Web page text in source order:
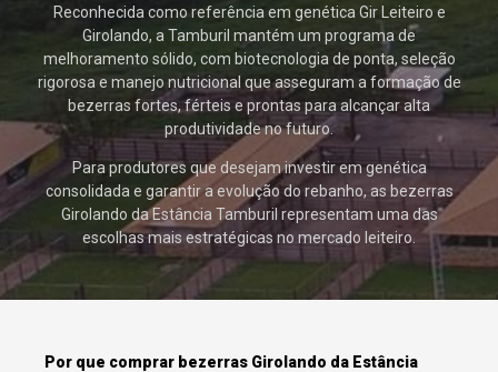
Reconhecida como referência em genética Gir Leiteiro e
Girolando, a Tamburil mantém um programa de
melhoramento sólido, com biotecnologia de ponta, seleção
rigorosa e manejo nutricional que asseguram a formação de
bezerras fortes, férteis e prontas para alcançar alta
produtividade no futuro.
Para produtores que desejam investir em genética
consolidada e garantir a evolução do rebanho, as bezerras
Girolando da Estância Tamburil representam uma das
escolhas mais estratégicas no mercado leiteiro.
Por que comprar bezerras Girolando da Estância